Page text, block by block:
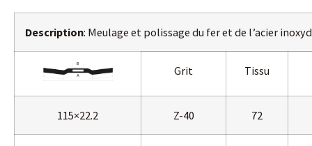
Description: Meulage et polissage du fer et de l’acier
Grit Tissu
115×22.2 Z-40 72